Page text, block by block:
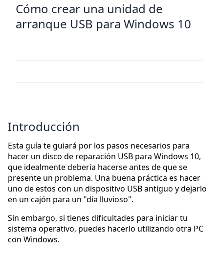
Cómo crear una unidad de
arranque USB para Windows 10
Introducción
Esta guía te guiará por los pasos necesarios para
hacer un disco de reparación USB para Windows 10,
que idealmente debería hacerse antes de que se
presente un problema. Una buena práctica es hacer
uno de estos con un dispositivo USB antiguo y dejarlo
en un cajón para un "día lluvioso".
Sin embargo, si tienes dificultades para iniciar tu
sistema operativo, puedes hacerlo utilizando otra PC
con Windows.